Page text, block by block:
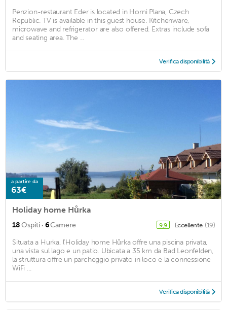
Penzion-restaurant Eder is located in Horni Plana, Czech
Republic. TV is available in this guest house. Kitchenware,
microwave and refrigerator are also offered. Extras include sofa
and seating area. The ...
Verifica disponibilità
a partire da
63€
Holiday home Hůrka
18Ospiti · 6Camere 9,9 Eccellente (19)
Situata a Hurka, l'Holiday home Hůrka offre una piscina privata,
una vista sul lago e un patio. Ubicata a 35 km da Bad Leonfelden,
la struttura offre un parcheggio privato in loco e la connessione
WiFi ...
Verifica disponibilità